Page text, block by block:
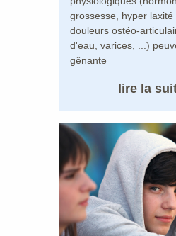
grossesse, hyper laxité
douleurs ostéo-
d'eau, varices, ...)
gênante
lire la